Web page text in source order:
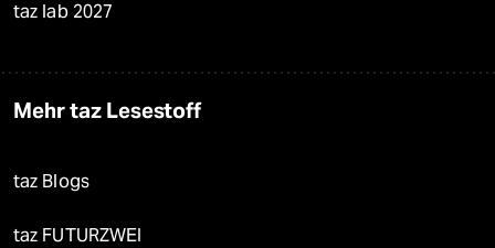
taz lab 2027
Mehr taz Lesestoff
taz Blogs
taz FUTURZWEI